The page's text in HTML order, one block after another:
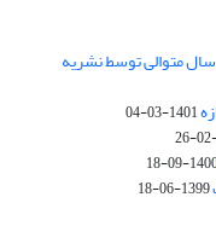
متوالی توسط نشریه
1401-03-04
1400-
1399-06-18